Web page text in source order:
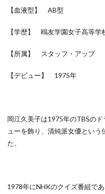
【血液型】 AB型
【学歴】 鴎友学園女子高等学
【所属】 スタッフ・アップ
【デビュー】 1975年
岡江久美子は1975年のTBSの
ューを飾り、清純派女優とい
た。
1978年にNHKのクイズ番組で